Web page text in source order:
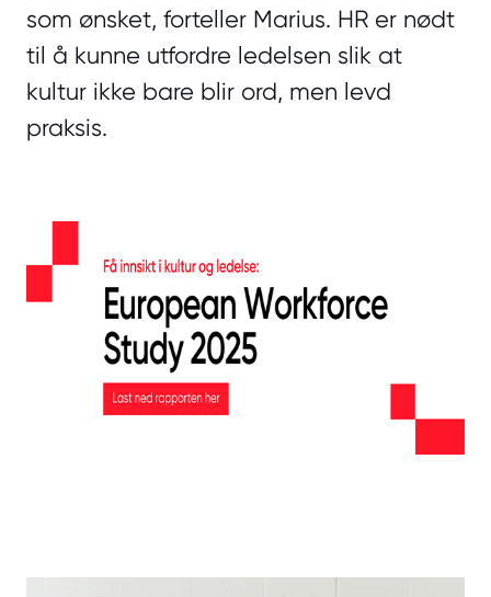
som ønsket, forteller Marius. HR er nødt
til å kunne utfordre ledelsen slik at
kultur ikke bare blir ord, men levd
praksis.